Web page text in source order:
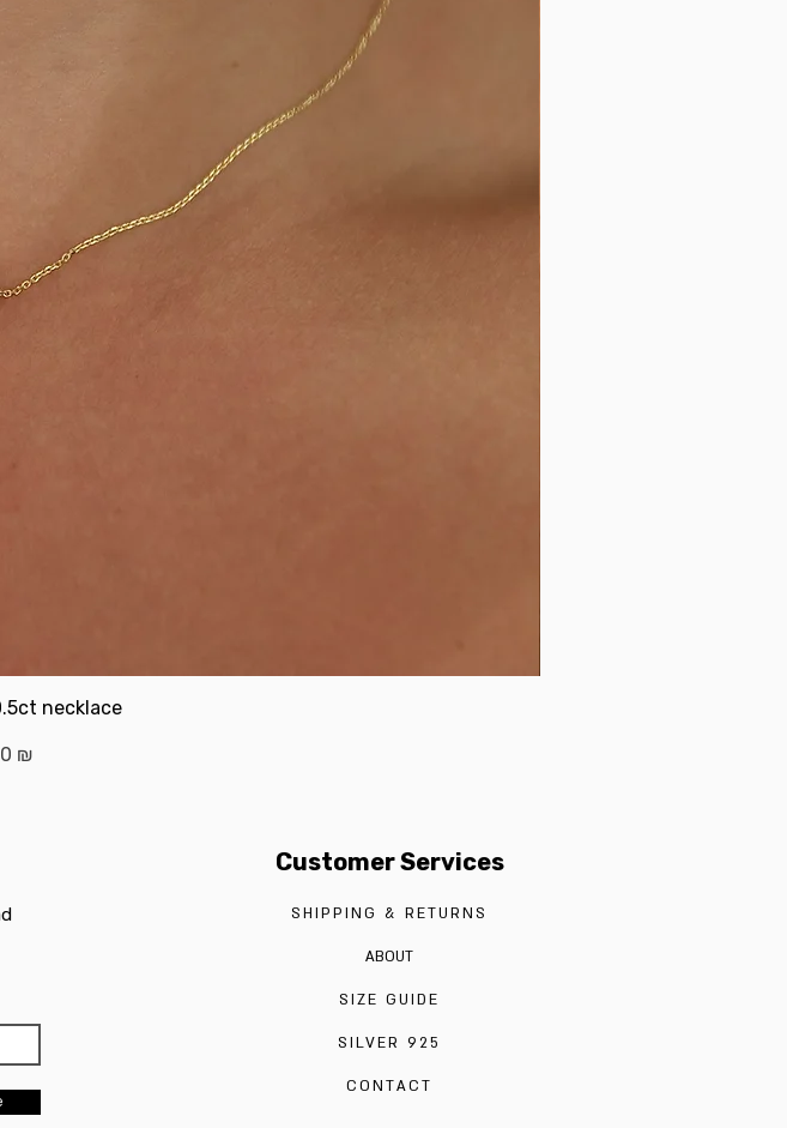
necklace
₪
Customer Services
SHIPPING & RETURNS
ABOUT
SIZE GUIDE
SILVER 925
CONTACT